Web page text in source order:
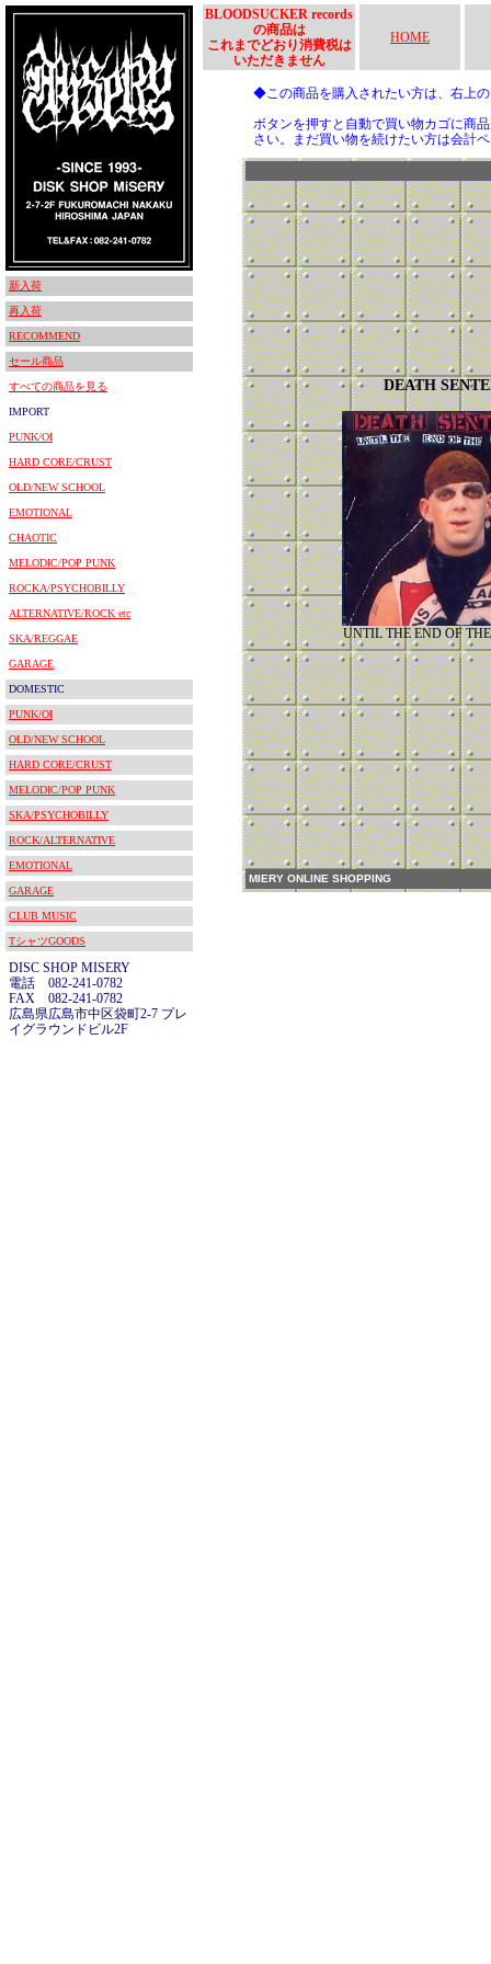
新入荷
再入荷
RECOMMEND
セール商品
すべての商品を見る
IMPORT
PUNK/OI
HARD CORE/CRUST
OLD/NEW SCHOOL
EMOTIONAL
CHAOTIC
MELODIC/POP PUNK
ROCKA/PSYCHOBILLY
ALTERNATIVE/ROCK etc
SKA/REGGAE
GARAGE
DOMESTIC
PUNK/OI
OLD/NEW SCHOOL
HARD CORE/CRUST
MELODIC/POP PUNK
SKA/PSYCHOBILLY
ROCK/ALTERNATIVE
EMOTIONAL
GARAGE
CLUB MUSIC
TシャツGOODS
DISC SHOP MISERY
電話 082-241-0782
FAX 082-241-0782
広島県広島市中区袋町2-7 プレ
イグラウンドビル2F
BLOODSUCKER records
の商品は
これまでどおり消費税は
いただきません
HOME
◆この商品を購入されたい方は、右上
ボタンを押すと自動で買い物カゴに商
さい。まだ買い物を続けたい方は会計
DEATH
UNTIL THE END OF
MIERY ONLINE SHOPPING